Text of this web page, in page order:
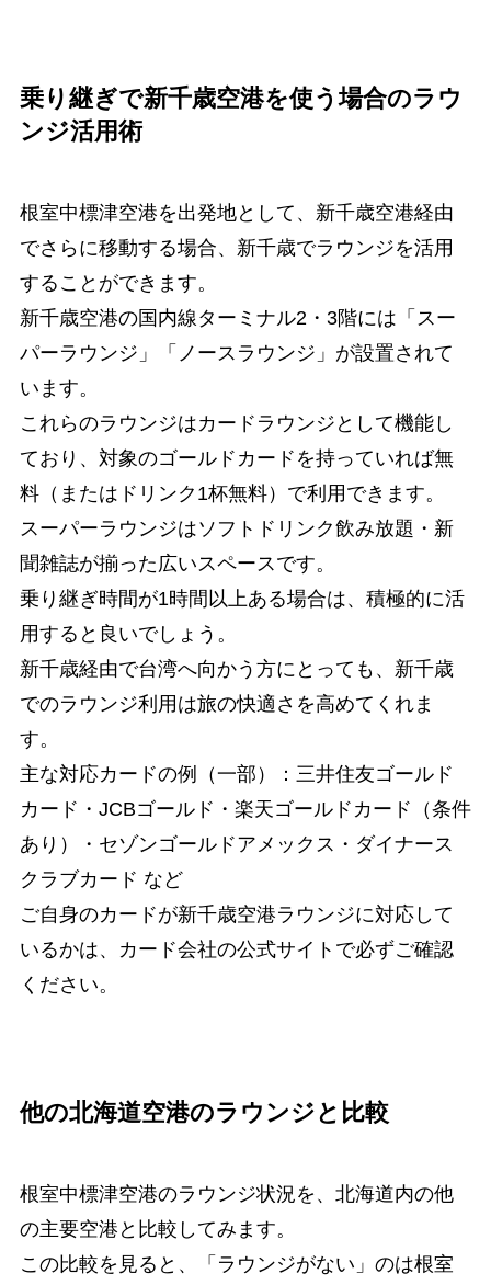
乗り継ぎで新千歳空港を使う場合のラウ
ンジ活用術
根室中標津空港を出発地として、新千歳空港経由
でさらに移動する場合、新千歳でラウンジを活用
することができます。
新千歳空港の国内線ターミナル2・3階には「スー
パーラウンジ」「ノースラウンジ」が設置されて
います。
これらのラウンジはカードラウンジとして機能し
ており、対象のゴールドカードを持っていれば無
料（またはドリンク1杯無料）で利用できます。
スーパーラウンジはソフトドリンク飲み放題・新
聞雑誌が揃った広いスペースです。
乗り継ぎ時間が1時間以上ある場合は、積極的に活
用すると良いでしょう。
新千歳経由で台湾へ向かう方にとっても、新千歳
でのラウンジ利用は旅の快適さを高めてくれま
す。
主な対応カードの例（一部）：三井住友ゴールド
カード・JCBゴールド・楽天ゴールドカード（条件
あり）・セゾンゴールドアメックス・ダイナース
クラブカード など
ご自身のカードが新千歳空港ラウンジに対応して
いるかは、カード会社の公式サイトで必ずご確認
ください。
他の北海道空港のラウンジと比較
根室中標津空港のラウンジ状況を、北海道内の他
の主要空港と比較してみます。
この比較を見ると、「ラウンジがない」のは根室